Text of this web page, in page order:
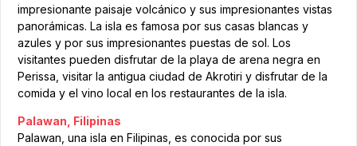
impresionante paisaje volcánico y sus impresionantes vistas
panorámicas. La isla es famosa por sus casas blancas y
azules y por sus impresionantes puestas de sol. Los
visitantes pueden disfrutar de la playa de arena negra en
Perissa, visitar la antigua ciudad de Akrotiri y disfrutar de la
comida y el vino local en los restaurantes de la isla.
Palawan, Filipinas
Palawan, una isla en Filipinas, es conocida por sus